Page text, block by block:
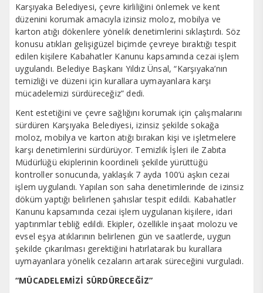
Karşıyaka Belediyesi, çevre kirliliğini önlemek ve kent
düzenini korumak amacıyla izinsiz moloz, mobilya ve
karton atığı dökenlere yönelik denetimlerini sıklaştırdı. Söz
konusu atıkları gelişigüzel biçimde çevreye bıraktığı tespit
edilen kişilere Kabahatler Kanunu kapsamında cezai işlem
uygulandı. Belediye Başkanı Yıldız Ünsal, “Karşıyaka’nın
temizliği ve düzeni için kurallara uymayanlara karşı
mücadelemizi sürdüreceğiz” dedi.
Kent estetiğini ve çevre sağlığını korumak için çalışmalarını
sürdüren Karşıyaka Belediyesi, izinsiz şekilde sokağa
moloz, mobilya ve karton atığı bırakan kişi ve işletmelere
karşı denetimlerini sürdürüyor. Temizlik İşleri ile Zabıta
Müdürlüğü ekiplerinin koordineli şekilde yürüttüğü
kontroller sonucunda, yaklaşık 7 ayda 100’ü aşkın cezai
işlem uygulandı. Yapılan son saha denetimlerinde de izinsiz
döküm yaptığı belirlenen şahıslar tespit edildi. Kabahatler
Kanunu kapsamında cezai işlem uygulanan kişilere, idari
yaptırımlar tebliğ edildi. Ekipler, özellikle inşaat molozu ve
evsel eşya atıklarının belirlenen gün ve saatlerde, uygun
şekilde çıkarılması gerektiğini hatırlatarak bu kurallara
uymayanlara yönelik cezaların artarak süreceğini vurguladı.
“MÜCADELEMİZİ SÜRDÜRECEĞİZ”